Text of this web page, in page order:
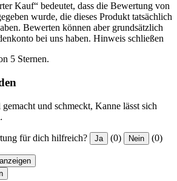
Kauf“ bedeutet, dass die Bewertung von
wurde, die dieses Produkt tatsächlich
Bewerten können aber grundsätzlich
bei uns haben. Hinweis schließen
5 Sternen.
und schmeckt, Kanne lässt sich
für dich hilfreich? Ja (0) Nein (0)